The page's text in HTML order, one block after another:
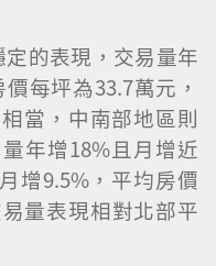
的表現，交易量年
每坪為33.7萬元，
當，中南部地區則
年增18%且月增近
增9.5%，平均房價
量表現相對北部平